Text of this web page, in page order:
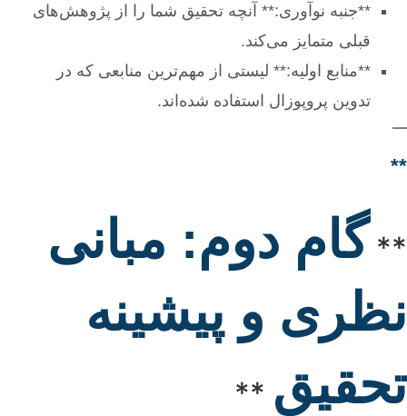
**جنبه نوآوری:** آنچه تحقیق شما را از پژوهش‌های
قبلی متمایز می‌کند.
**منابع اولیه:** لیستی از مهم‌ترین منابعی که در
تدوین پروپوزال استفاده شده‌اند.
—
**
** گام دوم: مبانی
نظری و پیشینه
تحقیق **